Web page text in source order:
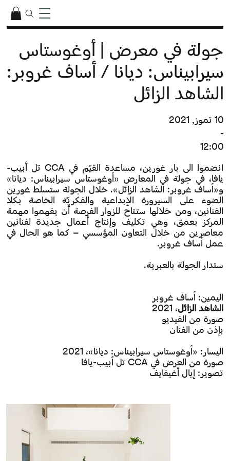
انضموا الى بار غورين، مساعدة القيّم في CCA تل أبيب-
يافا، في جولة في المعارض «أوغوستاس سيرابيناس: ديانا»
و«أساف غروبر: الشاهد الزائل». خلال الجولة ستسلط غورين
الضوء على السيرورة الإبداعية والفكريّة الخاصة بكلا
الفنانين، ومن خلالها ستتاح للزوار الفرصة أن يفهموا مهمة
المركز بعمق، وهي تكليف وإنتاج أعمال جديدة لفنانين
معاصرين من خلال التعاون المؤسسي – كما هو الحال في
عمل أساف غروبر.
ستدار الجولة بالعبرية.
اليمين: أساف غروبر
الشاهد الزائل، 2021
صورة من الفيديو
بإذن من الفنان
اليسار: «أوغوستاس سيرابيناس: ديانا»، 2021
صورة من العرض في CCA تل أبيب-يافا
تصوير: إيال أغيفايف
جولة في معرض | أوغوستاس
سيرابيناس: ديانا / أساف غروبر:
الشاهد الزائل
10 تموز, 2021
-
12:00